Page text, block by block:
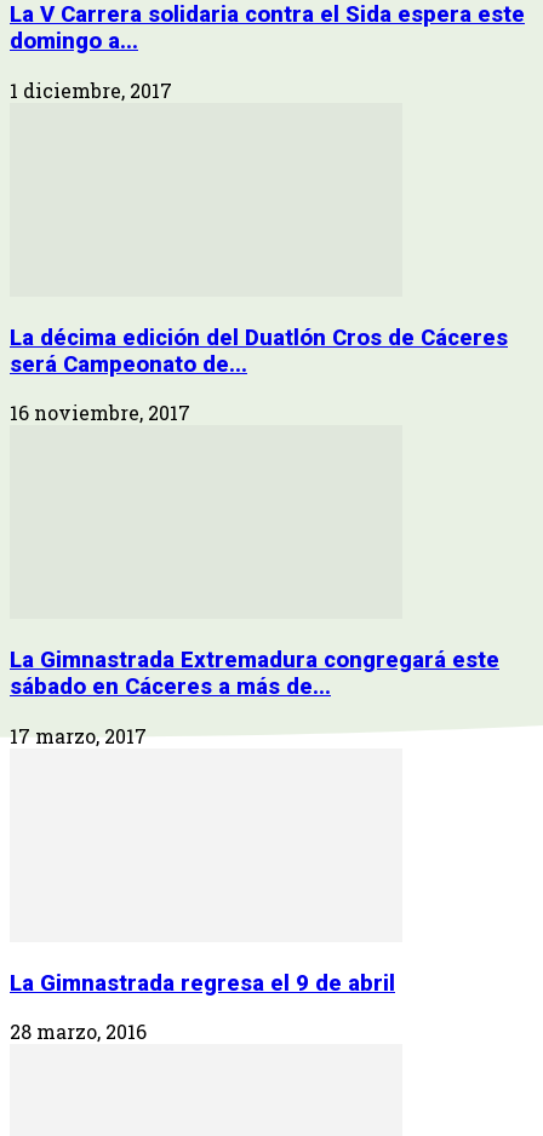
La V Carrera solidaria contra el Sida espera este
domingo a...
1 diciembre, 2017
La décima edición del Duatlón Cros de Cáceres
será Campeonato de...
16 noviembre, 2017
La Gimnastrada Extremadura congregará este
sábado en Cáceres a más de...
17 marzo, 2017
La Gimnastrada regresa el 9 de abril
28 marzo, 2016